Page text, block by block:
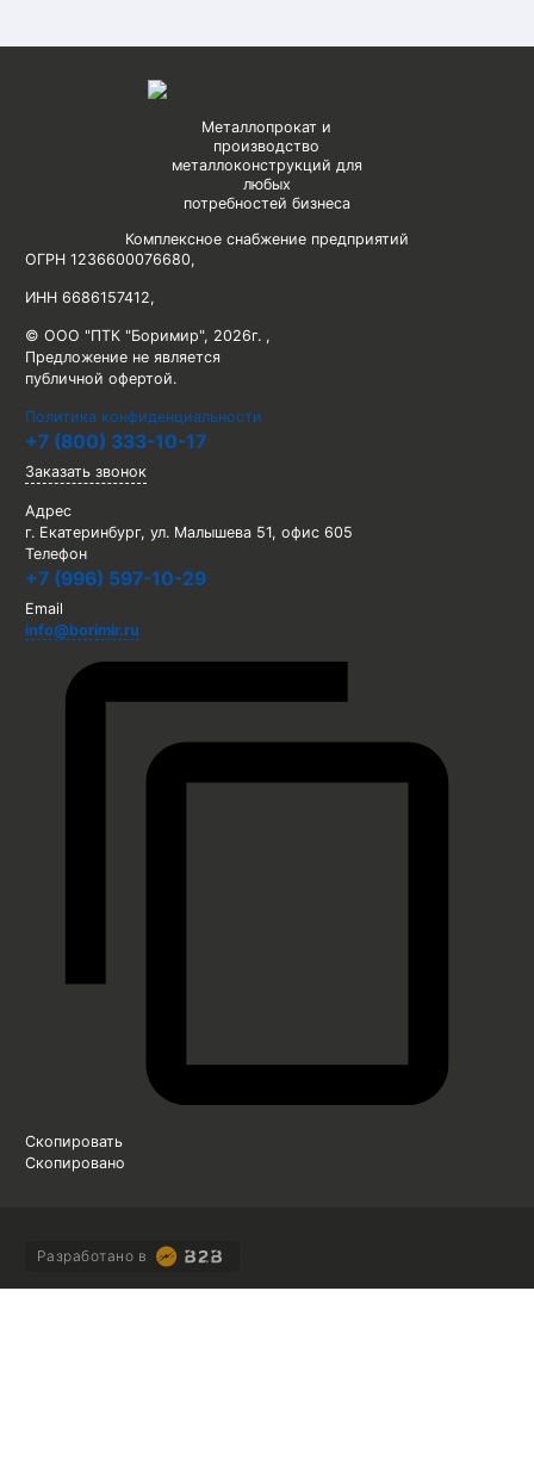
Металлопрокат и
производство
металлоконструкций для
любых
потребностей бизнеса
Комплексное снабжение предприятий
ОГРН 1236600076680,
ИНН 6686157412,
© ООО "ПТК "Боримир", 2026г. ,
Предложение не является
публичной офертой.
Политика конфиденциальности
+7 (800) 333-10-17
Заказать звонок
Адрес
г. Екатеринбург, ул. Малышева 51, офис 605
Телефон
+7 (996) 597-10-29
Email
info@borimir.ru
Скопировать
Скопировано
Разработано в